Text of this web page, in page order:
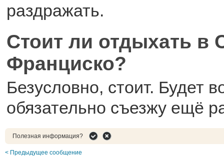
раздражать.
Стоит ли отдыхать в
Франциско?
Безусловно, стоит. Будет
обязательно съезжу ещё
Полезная информация?
< Предыдущее сообщение